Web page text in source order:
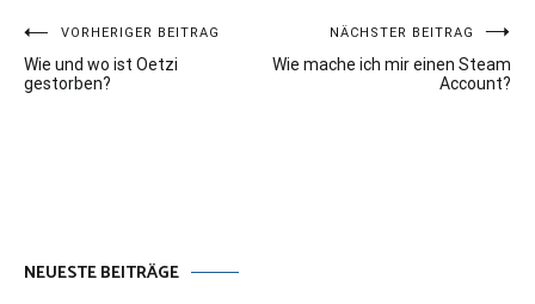
Beitragsnavigation
VORHERIGER BEITRAG
Wie und wo ist Oetzi
gestorben?
NÄCHSTER BEITRAG
Wie mache ich mir einen Steam
Account?
NEUESTE BEITRÄGE